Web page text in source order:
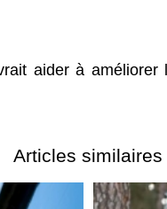
aider à
Articles similaires